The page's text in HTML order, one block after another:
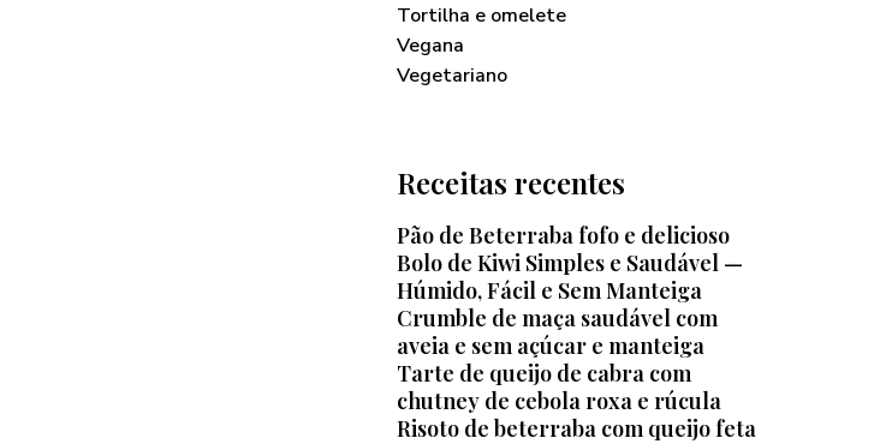
Tortilha e omelete
Vegana
Vegetariano
Receitas recentes
Pão de Beterraba fofo e delicioso
Bolo de Kiwi Simples e Saudável —
Húmido, Fácil e Sem Manteiga
Crumble de maça saudável com
aveia e sem açúcar e manteiga
Tarte de queijo de cabra com
chutney de cebola roxa e rúcula
Risoto de beterraba com queijo feta